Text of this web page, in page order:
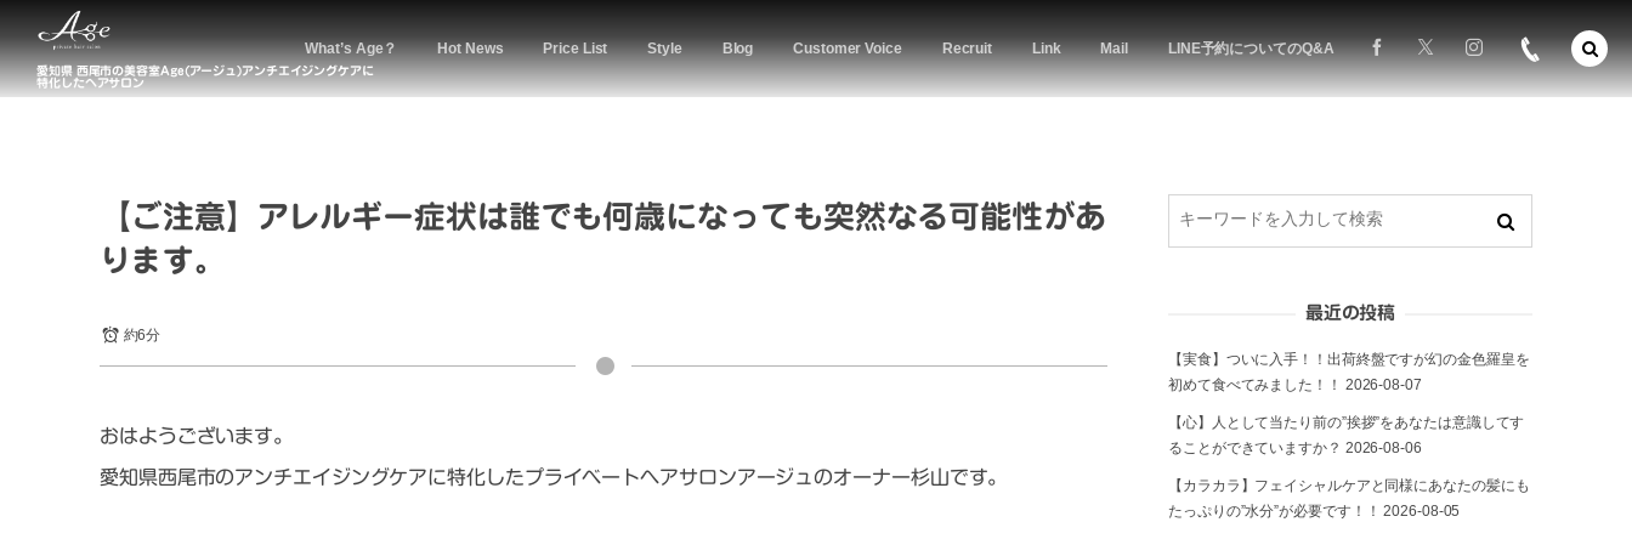
愛知県 西尾市の美容室Age(アージュ)アンチエイジングケアに
特化したヘアサロン
What’s Age？ Hot News Price List Style Blog Customer Voice Recruit Link Mail LINE予約についてのQ&A
【ご注意】アレルギー症状は誰でも何歳になっても突然なる可能性があ
ります。
約6分
おはようございます。
愛知県西尾市のアンチエイジングケアに特化したプライベートヘアサロンアージュのオーナー杉山です。
最近の投稿
【実食】ついに入手！！出荷終盤ですが幻の金色羅皇を
初めて食べてみました！！ 2026-08-07
【心】人として当たり前の”挨拶”をあなたは意識してす
ることができていますか？ 2026-08-06
【カラカラ】フェイシャルケアと同様にあなたの髪にも
たっぷりの”水分”が必要です！！ 2026-08-05